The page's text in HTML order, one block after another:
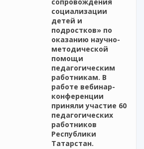
сопровождения
социализации
детей и
подростков» по
оказанию научно-
методической
помощи
педагогическим
работникам. В
работе вебинар-
конференции
приняли участие 60
педагогических
работников
Республики
Татарстан.